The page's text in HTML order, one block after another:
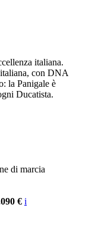
italiana.
con DNA
la Panigale è
Ducatista.
di marcia
€ i